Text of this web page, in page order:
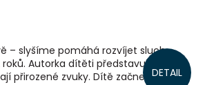
DETAIL
– slyšíme pomáhá rozvíjet sluch
Autorka dítěti představuje slova,
přirozené zvuky. Dítě začne pozorně